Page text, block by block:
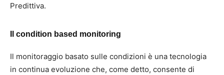
Predittiva.
Il condition based monitoring
Il monitoraggio basato sulle condizioni è una tecnologia
in continua evoluzione che, come detto, consente di